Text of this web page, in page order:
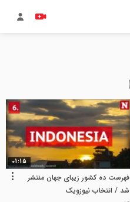
01:15
فهرست ده کشور زیبای جهان منتشر
شد / انتخاب نیوزویک